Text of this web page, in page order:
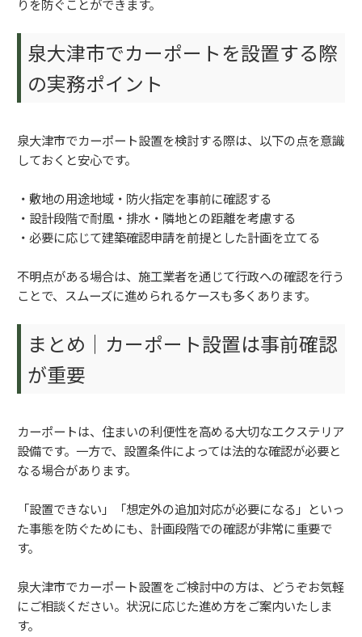
りを防ぐことができます。
泉大津市でカーポートを設置する際
の実務ポイント
泉大津市でカーポート設置を検討する際は、以下の点を意識
しておくと安心です。
・敷地の用途地域・防火指定を事前に確認する
・設計段階で耐風・排水・隣地との距離を考慮する
・必要に応じて建築確認申請を前提とした計画を立てる
不明点がある場合は、施工業者を通じて行政への確認を行う
ことで、スムーズに進められるケースも多くあります。
まとめ｜カーポート設置は事前確認
が重要
カーポートは、住まいの利便性を高める大切なエクステリア
設備です。一方で、設置条件によっては法的な確認が必要と
なる場合があります。
「設置できない」「想定外の追加対応が必要になる」といっ
た事態を防ぐためにも、計画段階での確認が非常に重要で
す。
泉大津市でカーポート設置をご検討中の方は、どうぞお気軽
にご相談ください。状況に応じた進め方をご案内いたしま
す。